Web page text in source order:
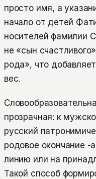
просто имя, а
начало от детей
носителей фамилии
не «сын
рода», что
вес.
прозрачная: к
русский
родовое окончание
линию или на
Такой способ